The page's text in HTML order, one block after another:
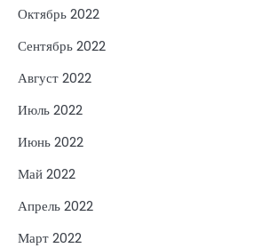
Октябрь 2022
Сентябрь 2022
Август 2022
Июль 2022
Июнь 2022
Май 2022
Апрель 2022
Март 2022